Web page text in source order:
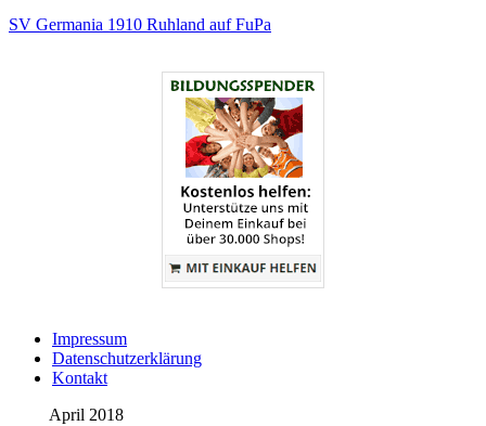
SV Germania 1910 Ruhland auf FuPa
Impressum
Datenschutzerklärung
Kontakt
April 2018